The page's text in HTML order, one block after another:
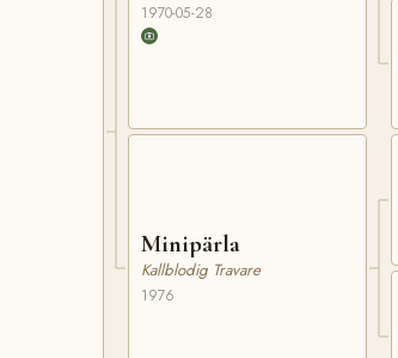
1970-05-28
Minipärla
Kallblodig Travare
1976